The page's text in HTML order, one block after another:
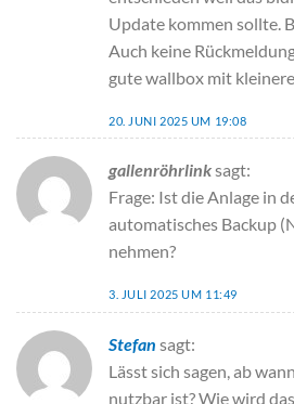
Update kommen sollte.
Auch keine
gute wallbox mit
20. JUNI 2025 UM 19:08
gallenröhrlinksagt:
Frage: Ist die Anlage in
automatisches Backup
nehmen?
3. JULI 2025 UM 11:49
Stefan sagt:
Lässt sich sagen, ab
nutzbar ist? Wie wird